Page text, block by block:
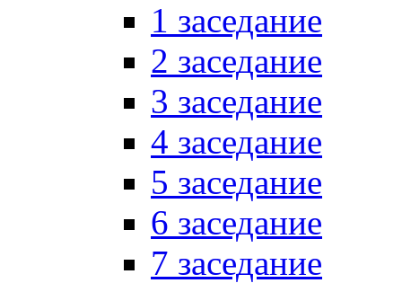
1 заседание
2 заседание
3 заседание
4 заседание
5 заседание
6 заседание
7 заседание